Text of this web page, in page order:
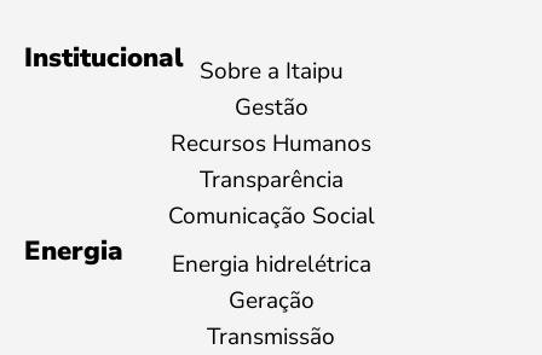
Institucional Sobre a Itaipu
Gestão
Recursos Humanos
Transparência
Comunicação Social
Energia
Energia hidrelétrica
Geração
Transmissão